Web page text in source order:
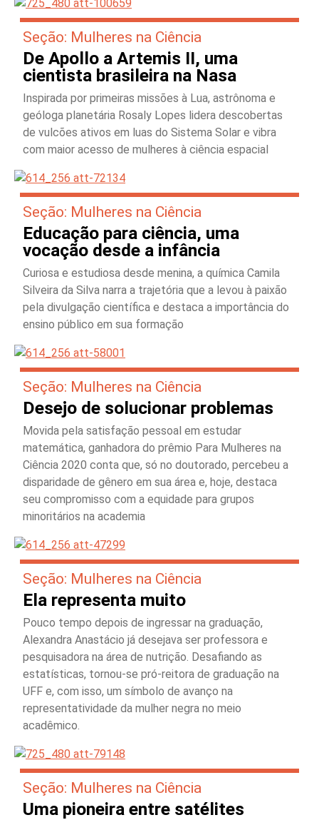
Seção: Mulheres na Ciência
De Apollo a Artemis II, uma
cientista brasileira na Nasa
Inspirada por primeiras missões à Lua, astrônoma e
geóloga planetária Rosaly Lopes lidera descobertas
de vulcões ativos em luas do Sistema Solar e vibra
com maior acesso de mulheres à ciência espacial
Seção: Mulheres na Ciência
Educação para ciência, uma
vocação desde a infância
Curiosa e estudiosa desde menina, a química Camila
Silveira da Silva narra a trajetória que a levou à paixão
pela divulgação científica e destaca a importância do
ensino público em sua formação
Seção: Mulheres na Ciência
Desejo de solucionar problemas
Movida pela satisfação pessoal em estudar
matemática, ganhadora do prêmio Para Mulheres na
Ciência 2020 conta que, só no doutorado, percebeu a
disparidade de gênero em sua área e, hoje, destaca
seu compromisso com a equidade para grupos
minoritários na academia
Seção: Mulheres na Ciência
Ela representa muito
Pouco tempo depois de ingressar na graduação,
Alexandra Anastácio já desejava ser professora e
pesquisadora na área de nutrição. Desafiando as
estatísticas, tornou-se pró-reitora de graduação na
UFF e, com isso, um símbolo de avanço na
representatividade da mulher negra no meio
acadêmico.
Seção: Mulheres na Ciência
Uma pioneira entre satélites